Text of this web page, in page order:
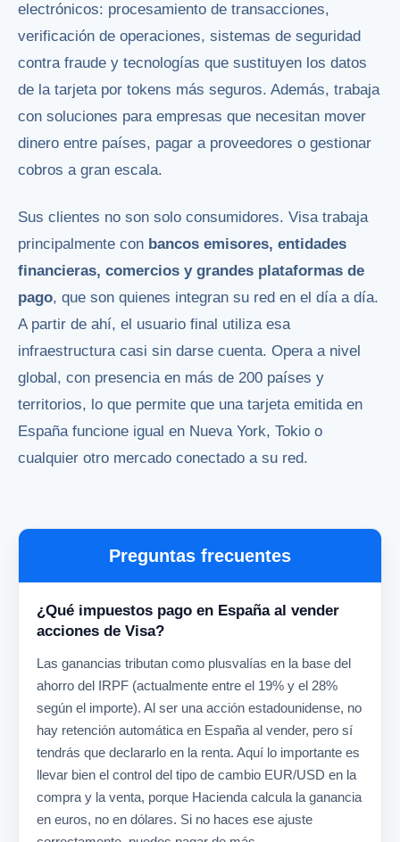
electrónicos: procesamiento de transacciones,
verificación de operaciones, sistemas de seguridad
contra fraude y tecnologías que sustituyen los datos
de la tarjeta por tokens más seguros. Además, trabaja
con soluciones para empresas que necesitan mover
dinero entre países, pagar a proveedores o gestionar
cobros a gran escala.
Sus clientes no son solo consumidores. Visa trabaja
principalmente con bancos emisores, entidades
financieras, comercios y grandes plataformas de
pago, que son quienes integran su red en el día a día.
A partir de ahí, el usuario final utiliza esa
infraestructura casi sin darse cuenta. Opera a nivel
global, con presencia en más de 200 países y
territorios, lo que permite que una tarjeta emitida en
España funcione igual en Nueva York, Tokio o
cualquier otro mercado conectado a su red.
Preguntas frecuentes
¿Qué impuestos pago en España al vender
acciones de Visa?
Las ganancias tributan como plusvalías en la base del
ahorro del IRPF (actualmente entre el 19% y el 28%
según el importe). Al ser una acción estadounidense, no
hay retención automática en España al vender, pero sí
tendrás que declararlo en la renta. Aquí lo importante es
llevar bien el control del tipo de cambio EUR/USD en la
compra y la venta, porque Hacienda calcula la ganancia
en euros, no en dólares. Si no haces ese ajuste